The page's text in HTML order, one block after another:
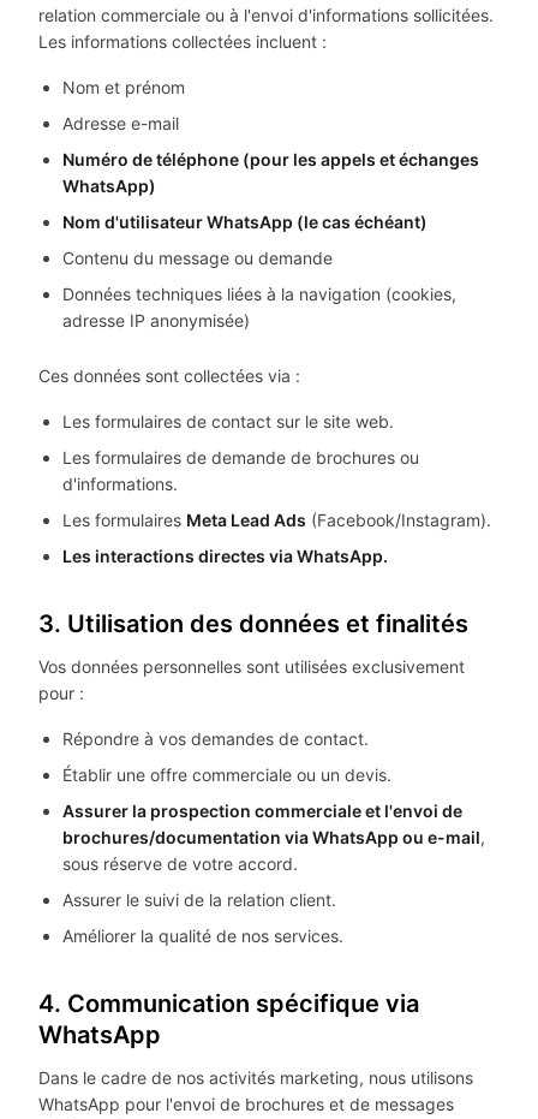
relation commerciale ou à l'envoi d'informations sollicitées.
Les informations collectées incluent :
Nom et prénom
Adresse e-mail
Numéro de téléphone (pour les appels et échanges
WhatsApp)
Nom d'utilisateur WhatsApp (le cas échéant)
Contenu du message ou demande
Données techniques liées à la navigation (cookies,
adresse IP anonymisée)
Ces données sont collectées via :
Les formulaires de contact sur le site web.
Les formulaires de demande de brochures ou
d'informations.
Les formulaires Meta Lead Ads (Facebook/Instagram).
Les interactions directes via WhatsApp.
3. Utilisation des données et finalités
Vos données personnelles sont utilisées exclusivement
pour :
Répondre à vos demandes de contact.
Établir une offre commerciale ou un devis.
Assurer la prospection commerciale et l'envoi de
brochures/documentation via WhatsApp ou e-mail,
sous réserve de votre accord.
Assurer le suivi de la relation client.
Améliorer la qualité de nos services.
4. Communication spécifique via
WhatsApp
Dans le cadre de nos activités marketing, nous utilisons
WhatsApp pour l'envoi de brochures et de messages